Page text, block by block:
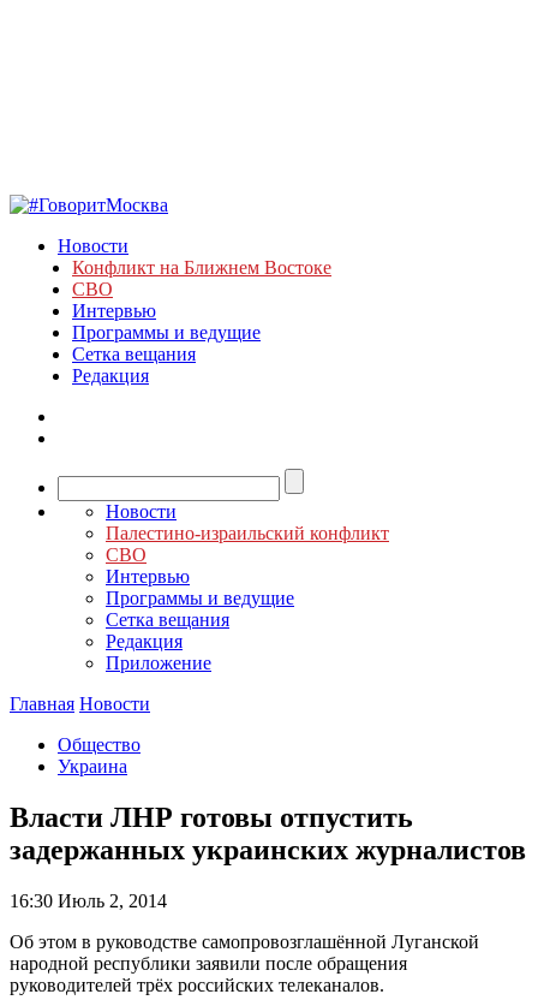
Новости
Конфликт на Ближнем Востоке
СВО
Интервью
Программы и ведущие
Сетка вещания
Редакция
Новости
Палестино-израильский конфликт
СВО
Интервью
Программы и ведущие
Сетка вещания
Редакция
Приложение
Главная Новости
Общество
Украина
Власти ЛНР готовы отпустить
задержанных украинских журналистов
16:30 Июль 2, 2014
Об этом в руководстве самопровозглашённой Луганской
народной республики заявили после обращения
руководителей трёх российских телеканалов.